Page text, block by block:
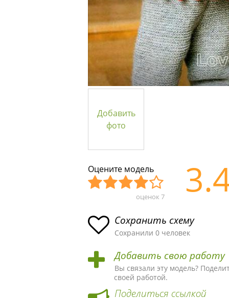
Добавить
фото
Оцените модель
асн
ая
ма
пло
хая
ма
ыч
ная
ма
Хор
ая
ма
Отл
ая
ма!
оценок 7
Сохранить схему
Сохранили 0 человек
Добавить свою работу
Вы связали эту модель?
своей работой.
Поделиться ссылкой